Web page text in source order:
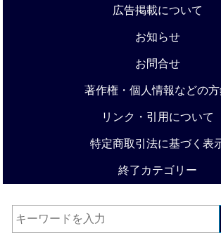
広告掲載について
お知らせ
お問合せ
著作権・個人情報などの
リンク・引用について
特定商取引法に基づく表
終了カテゴリー